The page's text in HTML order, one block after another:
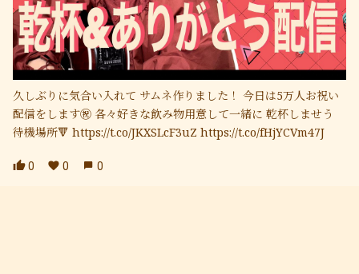
久しぶりに気合い入れて サムネ作りました！ 今日は5万人お祝い
配信をします㊗️ 各々好きな飲み物用意して一緒に 乾杯しませう
待機場所🔻 https://t.co/JKXSLcF3uZ https://t.co/fHjYCVm47J
0 0 0